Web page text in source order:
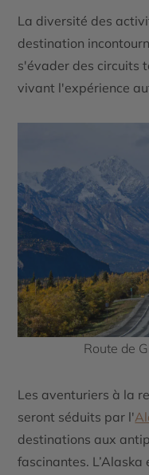
La diversité des
destination
s'évader des circuits
vivant l'expérience
Route de
Les aventuriers à la
seront séduits par l'
destinations aux
fascinantes. L’Alaska